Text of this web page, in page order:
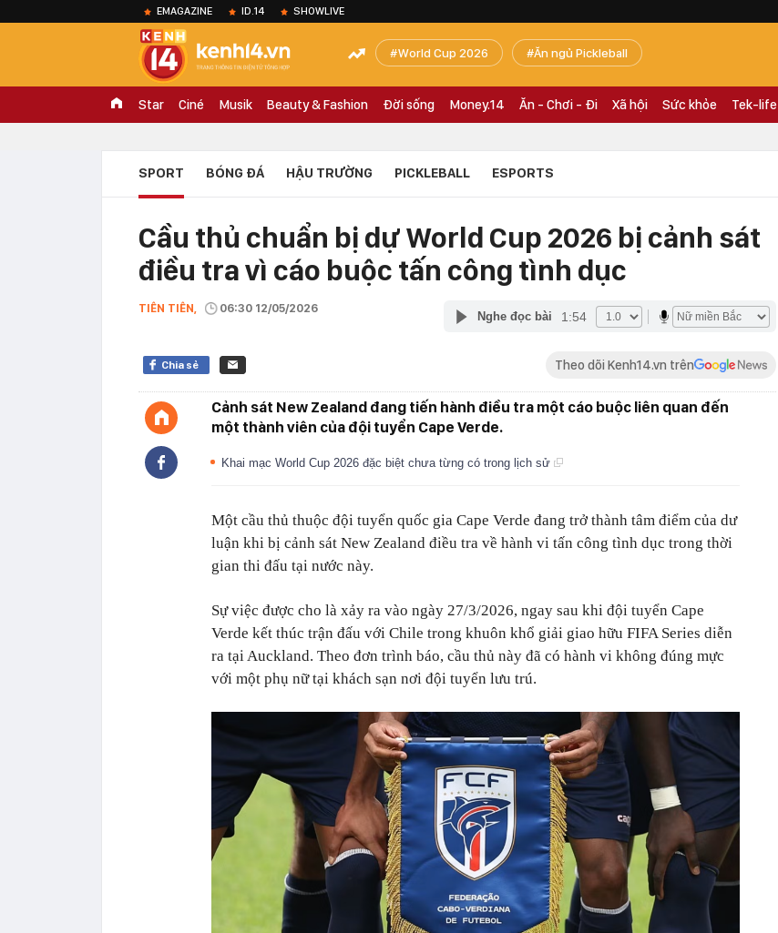
EMAGAZINE ID.14 SHOWLIVE
World Cup 2026 Ăn ngủ Pickleball
Star Ciné Musik Beauty & Fashion Đời sống Money.14 Ăn - Chơi - Đi Xã hội Sức khỏe Tek-life
SPORT BÓNG ĐÁ HẬU TRƯỜNG PICKLEBALL ESPORTS
Cầu thủ chuẩn bị dự World Cup 2026 bị cảnh sát
điều tra vì cáo buộc tấn công tình dục
TIÊN TIÊN, 06:30 12/05/2026
Nghe đọc bài 1:54
Chia sẻ Theo dõi Kenh14.vn trên
Cảnh sát New Zealand đang tiến hành điều tra một cáo buộc liên quan đến
một thành viên của đội tuyển Cape Verde.
Khai mạc World Cup 2026 đặc biệt chưa từng có trong lịch sử
Một cầu thủ thuộc đội tuyển quốc gia Cape Verde đang trở thành tâm điểm của dư
luận khi bị cảnh sát New Zealand điều tra về hành vi tấn công tình dục trong thời
gian thi đấu tại nước này.
Sự việc được cho là xảy ra vào ngày 27/3/2026, ngay sau khi đội tuyển Cape
Verde kết thúc trận đấu với Chile trong khuôn khổ giải giao hữu FIFA Series diễn
ra tại Auckland. Theo đơn trình báo, cầu thủ này đã có hành vi không đúng mực
với một phụ nữ tại khách sạn nơi đội tuyển lưu trú.